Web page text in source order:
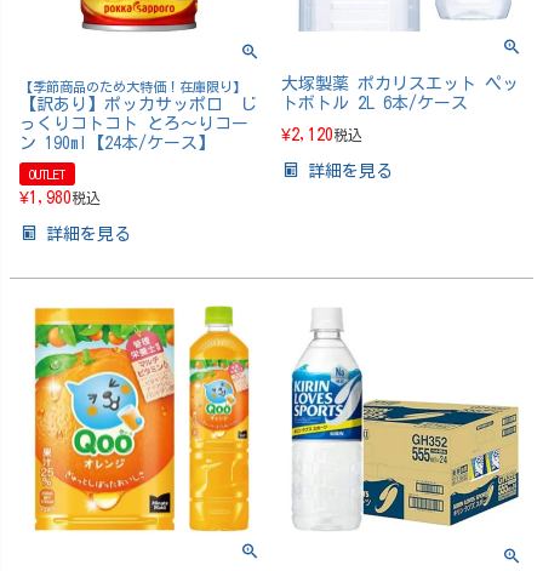
【季節商品のため大特価！在庫限り】
【訳あり】ポッカサッポロ じ
っくりコトコト とろ～りコー
ン 190ml【24本/ケース】
OUTLET
¥1,980税込
詳細を見る
大塚製薬 ポカリスエット ペッ
トボトル 2L 6本/ケース
¥2,120税込
詳細を見る